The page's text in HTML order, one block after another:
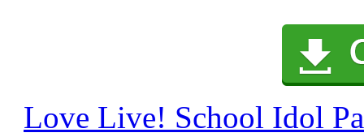
Love Live! School Idol